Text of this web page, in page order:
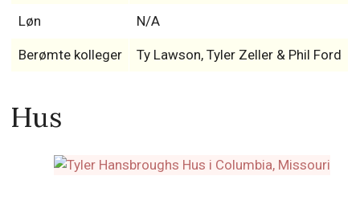
Løn N/A
Berømte kolleger Ty Lawson, Tyler Zeller & Phil Ford
Hus